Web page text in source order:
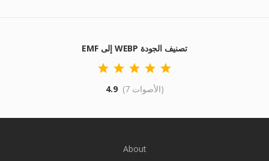
EMF إلى WEBP تصنيف الجودة
4.9 (7 الأصوات)
About